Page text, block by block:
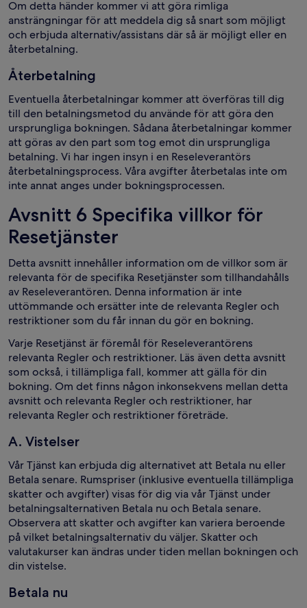
Om detta händer kommer vi att göra rimliga
ansträngningar för att meddela dig så snart som möjligt
och erbjuda alternativ/assistans där så är möjligt eller en
återbetalning.
Återbetalning
Eventuella återbetalningar kommer att överföras till dig
till den betalningsmetod du använde för att göra den
ursprungliga bokningen. Sådana återbetalningar kommer
att göras av den part som tog emot din ursprungliga
betalning. Vi har ingen insyn i en Reseleverantörs
återbetalningsprocess. Våra avgifter återbetalas inte om
inte annat anges under bokningsprocessen.
Avsnitt 6 Specifika villkor för
Resetjänster
Detta avsnitt innehåller information om de villkor som är
relevanta för de specifika Resetjänster som tillhandahålls
av Reseleverantören. Denna information är inte
uttömmande och ersätter inte de relevanta Regler och
restriktioner som du får innan du gör en bokning.
Varje Resetjänst är föremål för Reseleverantörens
relevanta Regler och restriktioner. Läs även detta avsnitt
som också, i tillämpliga fall, kommer att gälla för din
bokning. Om det finns någon inkonsekvens mellan detta
avsnitt och relevanta Regler och restriktioner, har
relevanta Regler och restriktioner företräde.
A. Vistelser
Vår Tjänst kan erbjuda dig alternativet att Betala nu eller
Betala senare. Rumspriser (inklusive eventuella tillämpliga
skatter och avgifter) visas för dig via vår Tjänst under
betalningsalternativen Betala nu och Betala senare.
Observera att skatter och avgifter kan variera beroende
på vilket betalningsalternativ du väljer. Skatter och
valutakurser kan ändras under tiden mellan bokningen och
din vistelse.
Betala nu